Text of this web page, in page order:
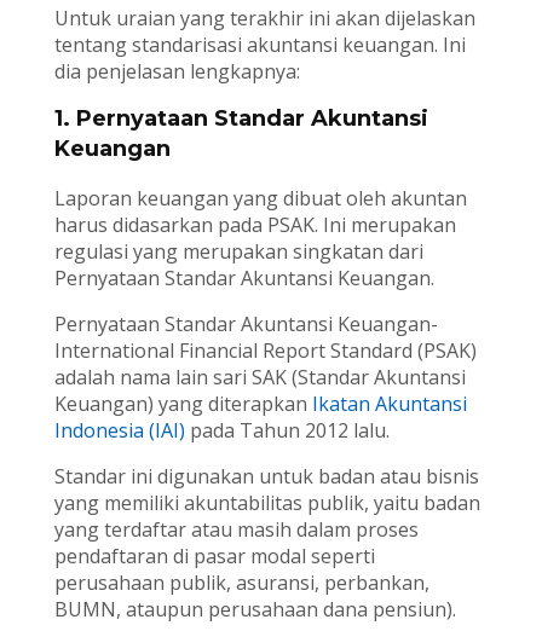
Untuk uraian yang terakhir ini akan dijelaskan
tentang standarisasi akuntansi keuangan. Ini
dia penjelasan lengkapnya:
1. Pernyataan Standar Akuntansi
Keuangan
Laporan keuangan yang dibuat oleh akuntan
harus didasarkan pada PSAK. Ini merupakan
regulasi yang merupakan singkatan dari
Pernyataan Standar Akuntansi Keuangan.
Pernyataan Standar Akuntansi Keuangan-
International Financial Report Standard (PSAK)
adalah nama lain sari SAK (Standar Akuntansi
Keuangan) yang diterapkan Ikatan Akuntansi
Indonesia (IAI) pada Tahun 2012 lalu.
Standar ini digunakan untuk badan atau bisnis
yang memiliki akuntabilitas publik, yaitu badan
yang terdaftar atau masih dalam proses
pendaftaran di pasar modal seperti
perusahaan publik, asuransi, perbankan,
BUMN, ataupun perusahaan dana pensiun).